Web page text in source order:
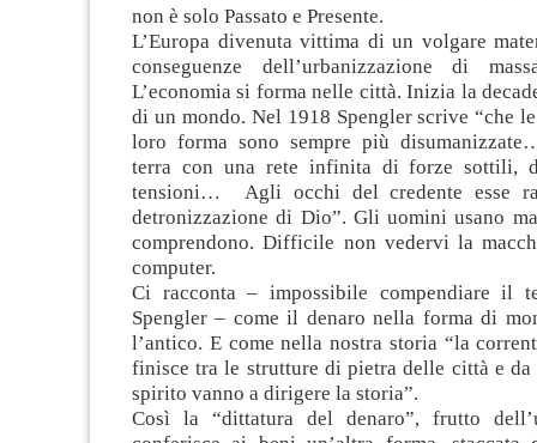
non è solo Passato e Presente.
L’Europa divenuta vittima di un volgare
conseguenze dell’urbanizzazione di
L’economia si forma nelle città. Inizia la
di un mondo. Nel 1918 Spengler scrive “che
loro forma sono sempre più
terra con una rete infinita di forze sottili,
tensioni… Agli occhi del credente esse
detronizzazione di Dio”. Gli uomini usano
comprendono. Difficile non vedervi la
computer.
Ci racconta – impossibile compendiare il
Spengler – come il denaro nella forma di
l’antico. E come nella nostra storia “la
finisce tra le strutture di pietra delle città e
spirito vanno a dirigere la storia”.
Così la “dittatura del denaro”, frutto